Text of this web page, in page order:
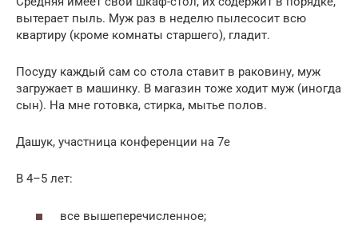
вытерает пыль. Муж раз в неделю пылесосит всю
квартиру (кроме комнаты старшего), гладит.
Посуду каждый сам со стола ставит в раковину, муж
загружает в машинку. В магазин тоже ходит муж (иногда
сын). На мне готовка, стирка, мытье полов.
Дашук, участница конференции на 7е
В 4–5 лет:
все вышеперечисленное;